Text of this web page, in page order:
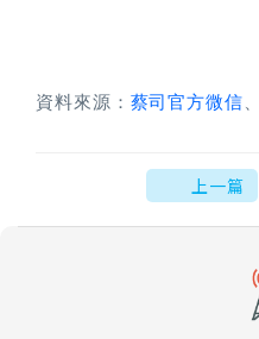
資料來源： 蔡司官方微信
上一篇